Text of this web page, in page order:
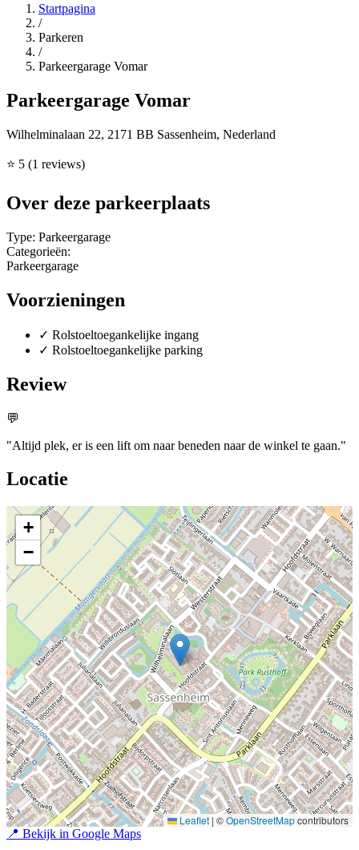
Startpagina
/
Parkeren
/
Parkeergarage Vomar
Parkeergarage Vomar
Wilhelminalaan 22, 2171 BB Sassenheim, Nederland
⭐ 5 (1 reviews)
Over deze parkeerplaats
Type: Parkeergarage
Categorieën:
Parkeergarage
Voorzieningen
✓ Rolstoeltoegankelijke ingang
✓ Rolstoeltoegankelijke parking
Review
💬
"Altijd plek, er is een lift om naar beneden naar de winkel te gaan."
Locatie
+
−
Leaflet | ©OpenStreetMapcontributors
📍 Bekijk in Google Maps